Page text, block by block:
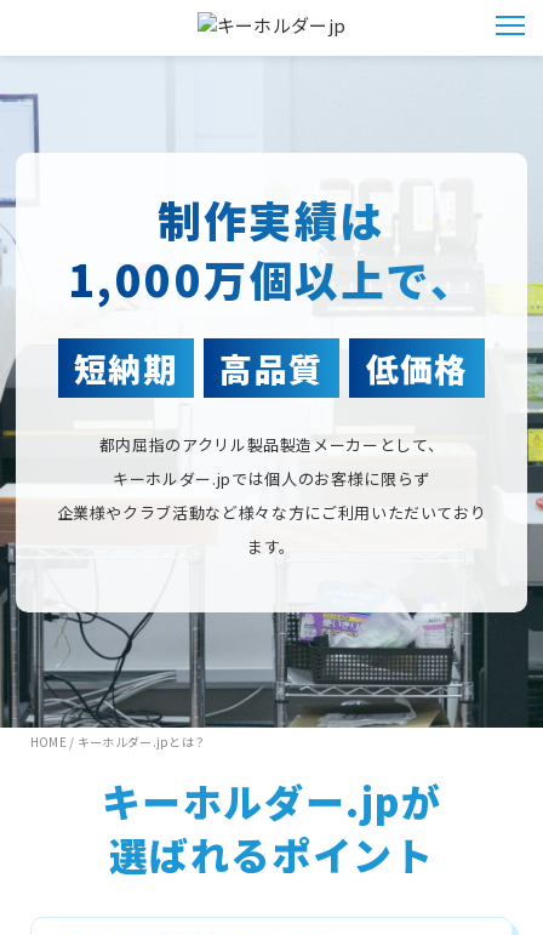
制作実績は
1,000万個以上で、
短納期 高品質 低価格
都内屈指のアクリル製品製造メーカーとして、
キーホルダー.jpでは個人のお客様に限らず
企業様やクラブ活動など様々な方にご利用いただいており
ます。
HOME/ キーホルダー.jpとは？
キーホルダー.jpが
選ばれるポイント